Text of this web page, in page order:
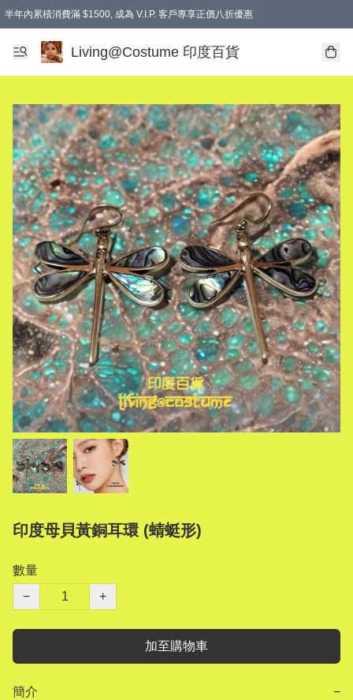
半年內累積消費滿 $1500, 成為 V.I.P. 客戶專享正價八折優惠
滿$600免本地運費
Living@Costume 印度百貨
印度母貝黃銅耳環 (蜻蜓形)
數量
−
+
加至購物車
簡介 −